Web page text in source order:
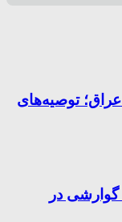
توصیه‌های
در